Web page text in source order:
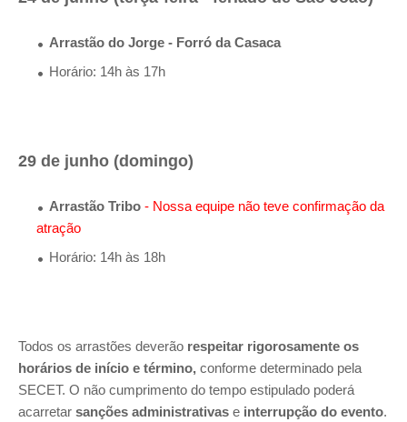
Arrastão do Jorge - Forró da Casaca
Horário: 14h às 17h
29 de junho (domingo)
Arrastão Tribo - Nossa equipe não teve confirmação da
atração
Horário: 14h às 18h
Todos os arrastões deverão respeitar rigorosamente os
horários de início e término, conforme determinado pela
SECET. O não cumprimento do tempo estipulado poderá
acarretar sanções administrativas e interrupção do evento.